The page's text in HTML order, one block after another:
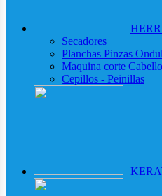
Secadores
Planchas Pinzas
Maquina corte
Cepillos - Peinillas